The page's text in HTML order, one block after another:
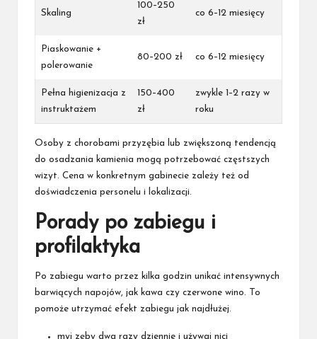
Skaling
100–250
zł
co 6–12 miesięcy
Piaskowanie +
polerowanie
80–200 zł co 6–12 miesięcy
Pełna higienizacja z
instruktażem
150–400
zł
zwykle 1–2 razy w
roku
Osoby z chorobami przyzębia lub zwiększoną tendencją
do osadzania kamienia mogą potrzebować częstszych
wizyt. Cena w konkretnym gabinecie zależy też od
doświadczenia personelu i lokalizacji.
Porady po zabiegu i
profilaktyka
Po zabiegu warto przez kilka godzin unikać intensywnych
barwiących napojów, jak kawa czy czerwone wino. To
pomoże utrzymać efekt zabiegu jak najdłużej.
myj zęby dwa razy dziennie i używaj nici